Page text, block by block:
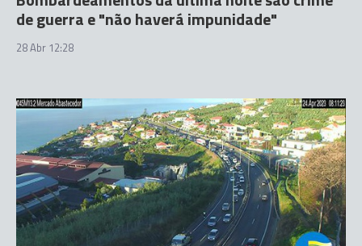
de guerra e "não haverá impunidade"
28 Abr 12:28